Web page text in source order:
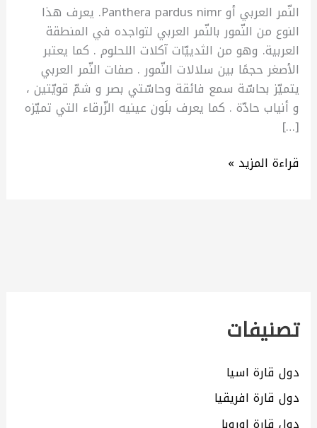
تصنيفات
دول قارة اسيا
دول قارة افريقيا
النّمر العربي أو Panthera pardus nimr. يعرف هذا
النوع من النّمور بالنّمر العربي لتواجده في المنطقة
العربية. وهو من الثدييّات آكلات اللحلوم . كما يعتبر
الأصغر حجمًا بين سلالات النّمور . صفات النّمر العربي
يتميّز بحاسّة سمع فائقة وحاسّتي بصر و شمّ قويّتين ،
و أنياب حادّة . كما يعرف بلَون عينيه الزّرقاء التي تميّزه
[…]
قراءة المزيد »